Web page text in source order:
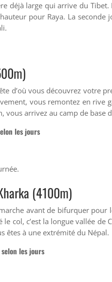
déjà large qui arrive du
pour Raya. La
d’où vous découvrez votre
vous remontez en rive
vous arrivez au camp de
les jours
(4100m)
avant de bifurquer pour
col, c’est la longue vallée
êtes à une extrémité du Népal.
les jours